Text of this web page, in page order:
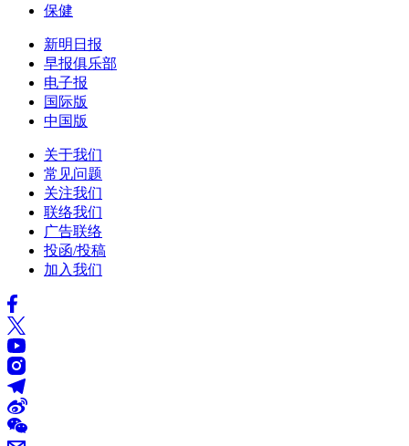
保健
新明日报
早报俱乐部
电子报
国际版
中国版
关于我们
常见问题
关注我们
联络我们
广告联络
投函/投稿
加入我们